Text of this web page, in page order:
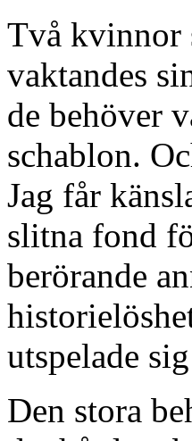
Två kvinnor
vaktandes
de behöver
schablon.
Jag får
slitna fond
berörande
utspelade
Den stora